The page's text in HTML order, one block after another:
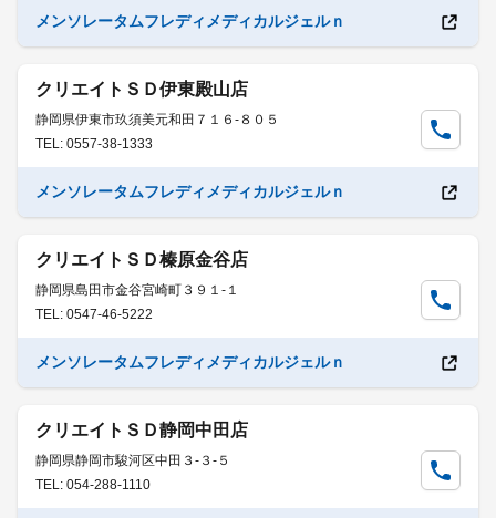
メンソレータムフレディメディカルジェルｎ
クリエイトＳＤ伊東殿山店
静岡県伊東市玖須美元和田７１６-８０５
TEL: 0557-38-1333
メンソレータムフレディメディカルジェルｎ
クリエイトＳＤ榛原金谷店
静岡県島田市金谷宮崎町３９１-１
TEL: 0547-46-5222
メンソレータムフレディメディカルジェルｎ
クリエイトＳＤ静岡中田店
静岡県静岡市駿河区中田３-３-５
TEL: 054-288-1110